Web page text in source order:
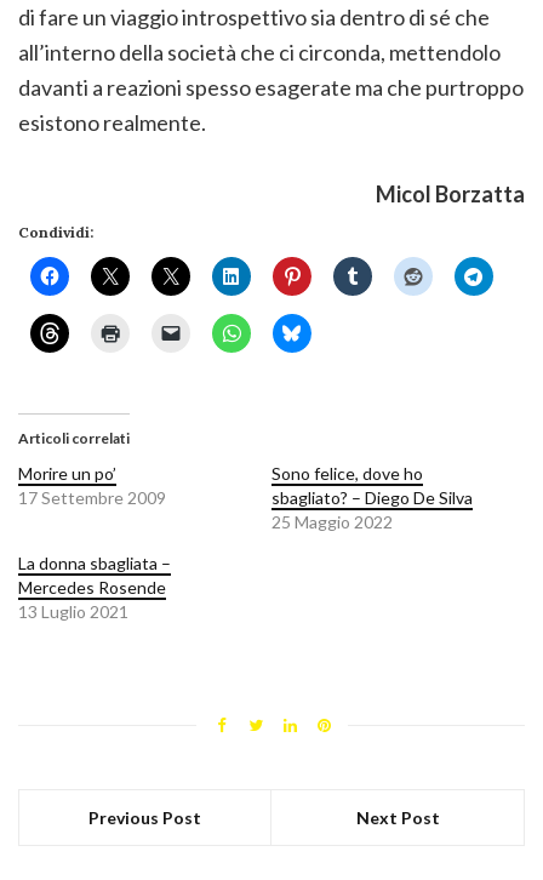
di fare un viaggio introspettivo sia dentro di sé che
all’interno della società che ci circonda, mettendolo
davanti a reazioni spesso esagerate ma che purtroppo
esistono realmente.
Micol Borzatta
Condividi:
Articoli correlati
Morire un po’
17 Settembre 2009
Sono felice, dove ho
sbagliato? – Diego De Silva
25 Maggio 2022
La donna sbagliata –
Mercedes Rosende
13 Luglio 2021
Previous Post Next Post